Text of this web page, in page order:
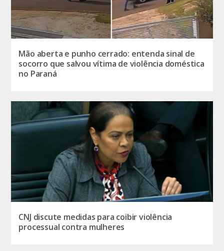
Mão aberta e punho cerrado: entenda sinal de
socorro que salvou vítima de violência doméstica
no Paraná
CNJ discute medidas para coibir violência
processual contra mulheres